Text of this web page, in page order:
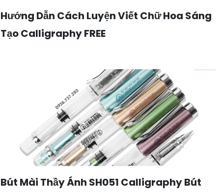
Hướng Dẫn Cách Luyện Viết Chữ Hoa Sáng
Tạo Calligraphy FREE
Bút Mài Thầy Ánh SH051 Calligraphy Bút